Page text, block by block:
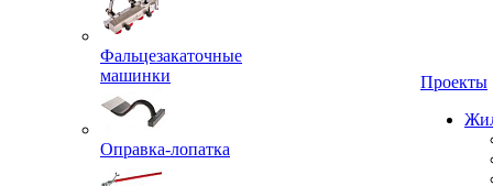
Фальцезакаточные
машинки
Оправка-лопатка
Проекты